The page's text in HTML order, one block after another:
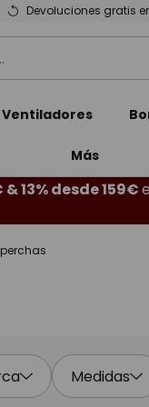
Devoluciones gratis
Ventiladores
Más
& 13% desde 159€
Medidas